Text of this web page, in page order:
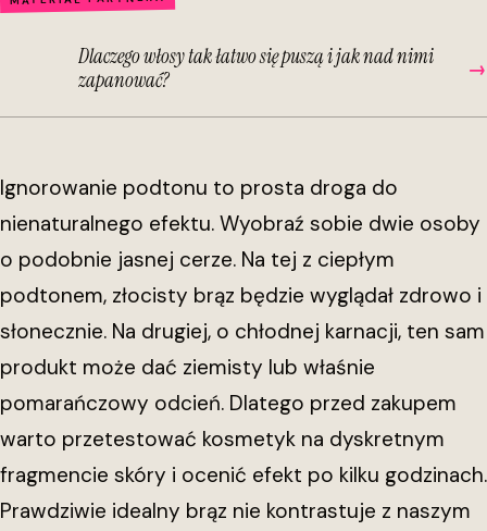
Dlaczego włosy tak łatwo się puszą i jak nad nimi
zapanować?
→
Ignorowanie podtonu to prosta droga do
nienaturalnego efektu. Wyobraź sobie dwie osoby
o podobnie jasnej cerze. Na tej z ciepłym
podtonem, złocisty brąz będzie wyglądał zdrowo i
słonecznie. Na drugiej, o chłodnej karnacji, ten sam
produkt może dać ziemisty lub właśnie
pomarańczowy odcień. Dlatego przed zakupem
warto przetestować kosmetyk na dyskretnym
fragmencie skóry i ocenić efekt po kilku godzinach.
Prawdziwie idealny brąz nie kontrastuje z naszym